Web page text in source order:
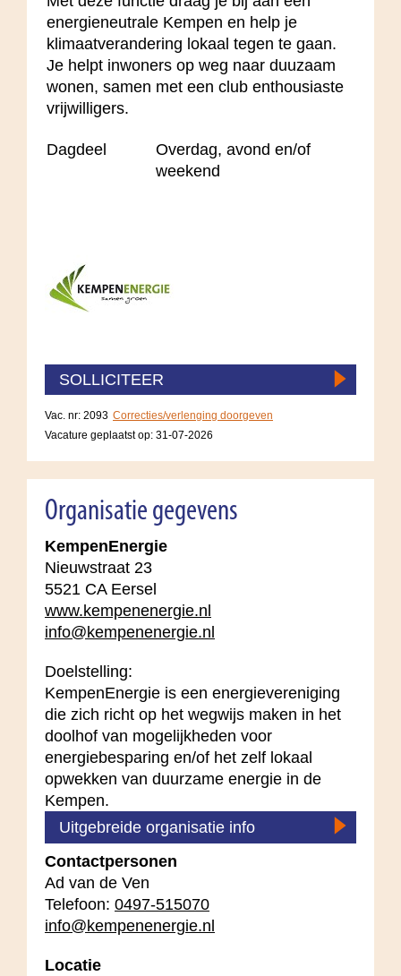
energieneutrale Kempen en help je
klimaatverandering lokaal tegen te gaan.
Je helpt inwoners op weg naar duuzaam
wonen, samen met een club enthousiaste
vrijwilligers.
Dagdeel
Overdag, avond en/of
weekend
SOLLICITEER
Vac. nr: 2093 Correcties/verlenging doorgeven
Vacature geplaatst op: 31-07-2026
Organisatie gegevens
KempenEnergie
Nieuwstraat 23
5521 CA Eersel
www.kempenenergie.nl
info@kempenenergie.nl
Doelstelling:
KempenEnergie is een energievereniging
die zich richt op het wegwijs maken in het
doolhof van mogelijkheden voor
energiebesparing en/of het zelf lokaal
opwekken van duurzame energie in de
Kempen.
Uitgebreide organisatie info
Contactpersonen
Ad van de Ven
Telefoon: 0497-515070
info@kempenenergie.nl
Locatie